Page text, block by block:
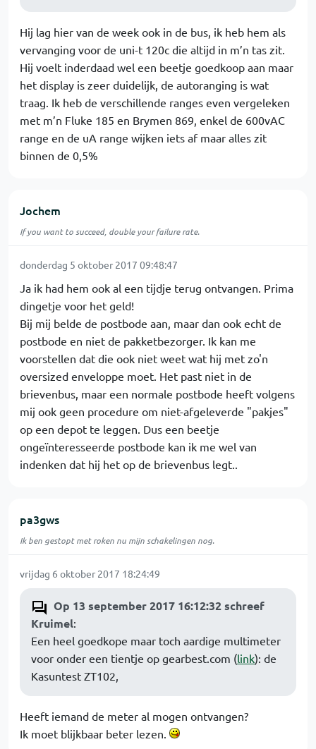
Hij lag hier van de week ook in de bus, ik heb hem als
vervanging voor de uni-t 120c die altijd in m’n tas zit.
Hij voelt inderdaad wel een beetje goedkoop aan maar
het display is zeer duidelijk, de autoranging is wat
traag. Ik heb de verschillende ranges even vergeleken
met m’n Fluke 185 en Brymen 869, enkel de 600vAC
range en de uA range wijken iets af maar alles zit
binnen de 0,5%
Jochem
If you want to succeed, double your failure rate.
donderdag 5 oktober 2017 09:48:47
Ja ik had hem ook al een tijdje terug ontvangen. Prima
dingetje voor het geld!
Bij mij belde de postbode aan, maar dan ook echt de
postbode en niet de pakketbezorger. Ik kan me
voorstellen dat die ook niet weet wat hij met zo'n
oversized enveloppe moet. Het past niet in de
brievenbus, maar een normale postbode heeft volgens
mij ook geen procedure om niet-afgeleverde "pakjes"
op een depot te leggen. Dus een beetje
ongeïnteresseerde postbode kan ik me wel van
indenken dat hij het op de brievenbus legt..
pa3gws
Ik ben gestopt met roken nu mijn schakelingen nog.
vrijdag 6 oktober 2017 18:24:49
Op 13 september 2017 16:12:32 schreef
Kruimel:
Een heel goedkope maar toch aardige multimeter
voor onder een tientje op gearbest.com (link): de
Kasuntest ZT102,
Heeft iemand de meter al mogen ontvangen?
Ik moet blijkbaar beter lezen.